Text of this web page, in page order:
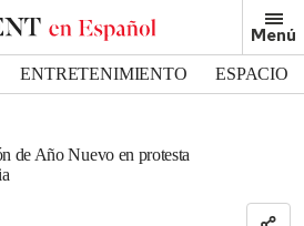
Menú
ENTRETENIMIENTO
ESPACIO
de Año Nuevo en protesta